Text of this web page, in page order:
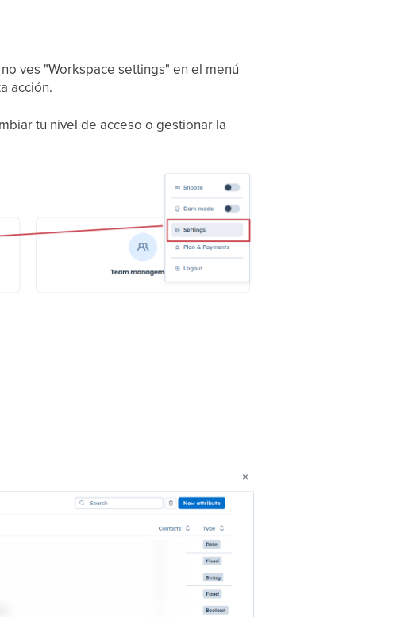
ves "Workspace settings" en el menú
acción.
tu nivel de acceso o gestionar la